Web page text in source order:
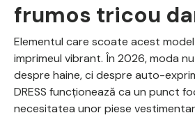
frumos tricou
Elementul care scoate acest
imprimeul vibrant. În 2026, moda
despre haine, ci despre auto-
DRESS funcționează ca un punct
necesitatea unor piese